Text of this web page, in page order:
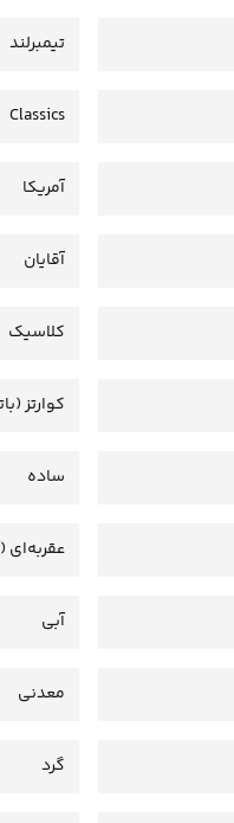
تیمبرلند
Classics
آمریکا
آقایان
کلاسیک
کوارتز
ساده
عقربه‌ای
آبی
معدنی
گرد